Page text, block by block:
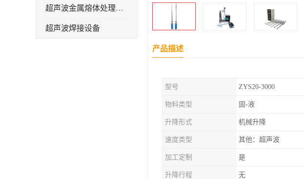
超声波金属熔体处理设备
超声波焊接设备
产品描述
型号 ZYS20-3000
物料类型 固-液
升降形式 机械升降
速度类型 其他：超声波
加工定制 是
升降行程 无